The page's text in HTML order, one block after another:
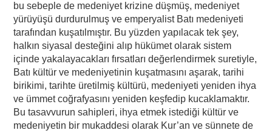
bu sebeple de medeniyet krizine düşmüş, medeniyet
yürüyüşü durdurulmuş ve emperyalist Batı medeniyeti
tarafından kuşatılmıştır. Bu yüzden yapılacak tek şey,
halkın siyasal desteğini alıp hükümet olarak sistem
içinde yakalayacakları fırsatları değerlendirmek suretiyle,
Batı kültür ve medeniyetinin kuşatmasını aşarak, tarihi
birikimi, tarihte üretilmiş kültürü, medeniyeti yeniden ihya
ve ümmet coğrafyasını yeniden keşfedip kucaklamaktır.
Bu tasavvurun sahipleri, ihya etmek istediği kültür ve
medeniyetin bir mukaddesi olarak Kur’an ve sünnete de